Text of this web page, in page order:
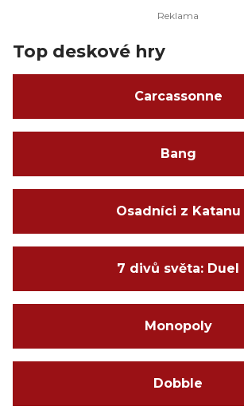
Top deskové hry
Carcassonne
Bang
Osadníci z Katanu
7 divů světa: Duel
Monopoly
Dobble